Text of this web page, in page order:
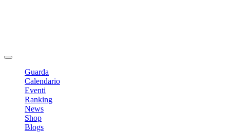
Guarda
Calendario
Eventi
Ranking
News
Shop
Blogs